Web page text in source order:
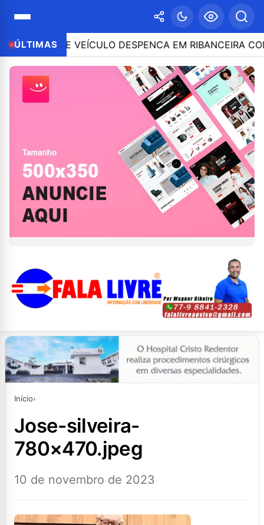
ÚLTIMAS
E VEÍCULO DESPENCA EM RIBANCEIRA COM
Início›
jose-silveira-
780×470.jpeg
10 de novembro de 2023